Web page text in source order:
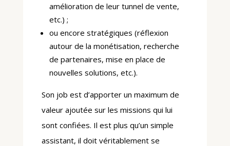
amélioration de leur tunnel de vente,
etc.) ;
ou encore stratégiques (réflexion
autour de la monétisation, recherche
de partenaires, mise en place de
nouvelles solutions, etc.).
Son job est d’apporter un maximum de
valeur ajoutée sur les missions qui lui
sont confiées. Il est plus qu’un simple
assistant, il doit véritablement se